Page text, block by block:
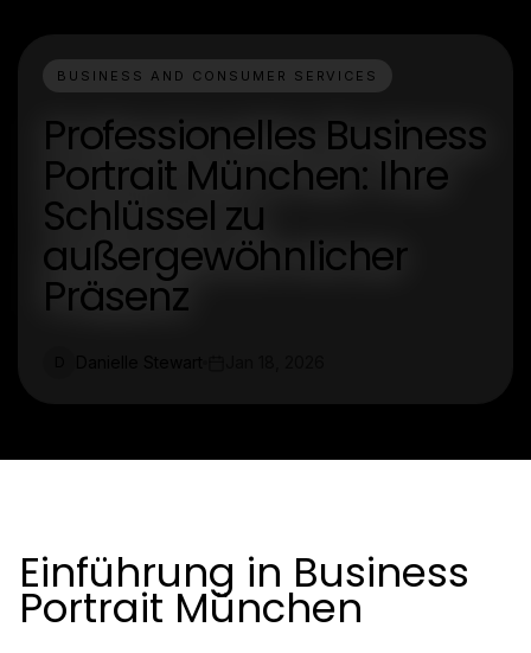
BUSINESS AND CONSUMER SERVICES
Professionelles Business
Portrait München: Ihre
Schlüssel zu
außergewöhnlicher
Präsenz
Einführung in Business
Portrait München